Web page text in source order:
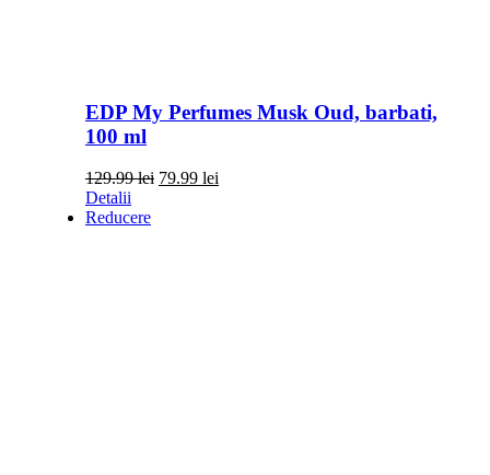
EDP My Perfumes Musk Oud, barbati,
100 ml
129.99lei Prețul
79.99 leiPrețul
Detalii
Reducere